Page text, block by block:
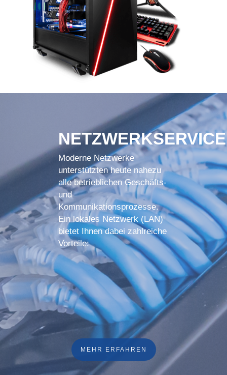
NETZWERKSERVICE
Moderne Netzwerke
unterstützten heute nahezu
alle betrieblichen Geschäfts-
und
Kommunikationsprozesse.
Ein lokales Netzwerk (LAN)
bietet Ihnen dabei zahlreiche
Vorteile:
MEHR ERFAHREN